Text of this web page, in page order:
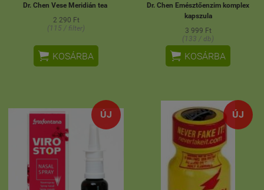
Dr. Chen Vese Meridián tea
2 290 Ft
(115 / filter)
 KOSÁRBA
Dr. Chen Emésztőenzim komplex
kapszula
3 999 Ft
(133 / db)
 KOSÁRBA
ÚJ ÚJ